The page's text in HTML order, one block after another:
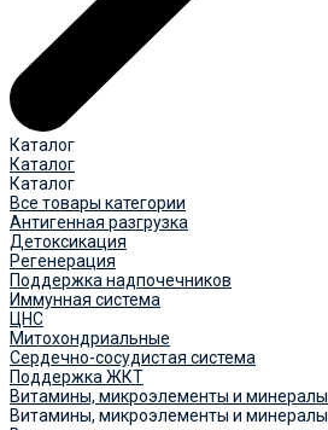
Каталог
Каталог
Каталог
Все товары категории
Антигенная разгрузка
Детоксикация
Регенерация
Поддержка надпочечников
Иммунная система
ЦНС
Митохондриальные
Сердечно-сосудистая система
Поддержка ЖКТ
Витамины, микроэлементы и минералы
Витамины, микроэлементы и минералы